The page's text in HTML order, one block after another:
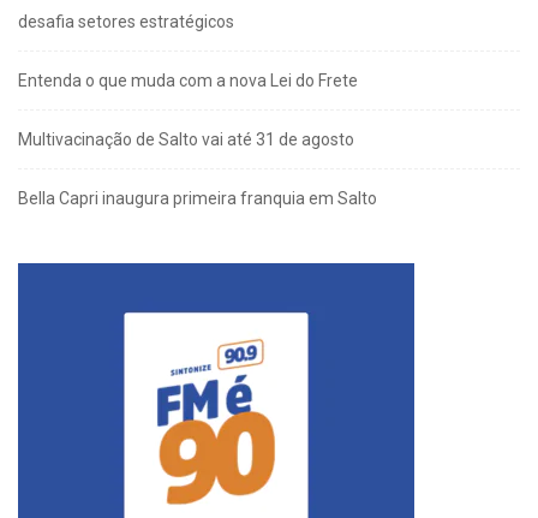
desafia setores estratégicos
Entenda o que muda com a nova Lei do Frete
Multivacinação de Salto vai até 31 de agosto
Bella Capri inaugura primeira franquia em Salto